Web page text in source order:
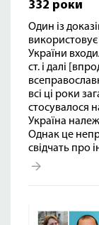
332 роки
Один із
України
ст. і далі
всі ці роки
стосувалося
Україна
Однак це
свідчать про